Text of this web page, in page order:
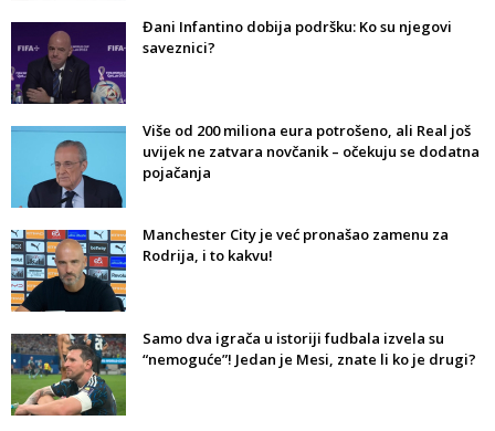
Đani Infantino dobija podršku: Ko su njegovi
saveznici?
Više od 200 miliona eura potrošeno, ali Real još
uvijek ne zatvara novčanik – očekuju se dodatna
pojačanja
Manchester City je već pronašao zamenu za
Rodrija, i to kakvu!
Samo dva igrača u istoriji fudbala izvela su
“nemoguće”! Jedan je Mesi, znate li ko je drugi?